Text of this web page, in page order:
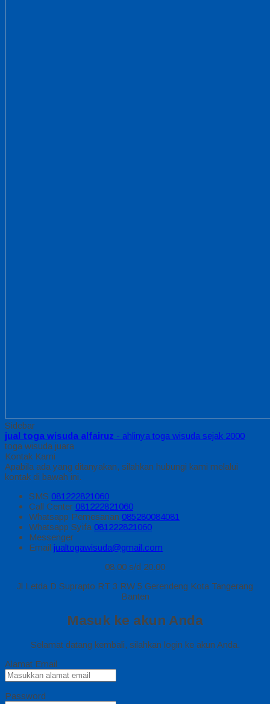
Sidebar
jual toga wisuda alfairuz - ahlinya toga wisuda sejak 2000
toga wisuda juara
Kontak Kami
Apabila ada yang ditanyakan, silahkan hubungi kami melalui
kontak di bawah ini.
SMS 081222821060
Call Center 081222821060
Whatsapp Pemesanan 085280084081
Whatsapp Syifa 081222821060
Messenger
Email jualtogawisuda@gmail.com
08.00 s/d 20.00
Jl Letda D Suprapto RT 3 RW 5 Gerendeng Kota Tangerang
Banten
Masuk ke akun Anda
Selamat datang kembali, silahkan login ke akun Anda.
Alamat Email
Password